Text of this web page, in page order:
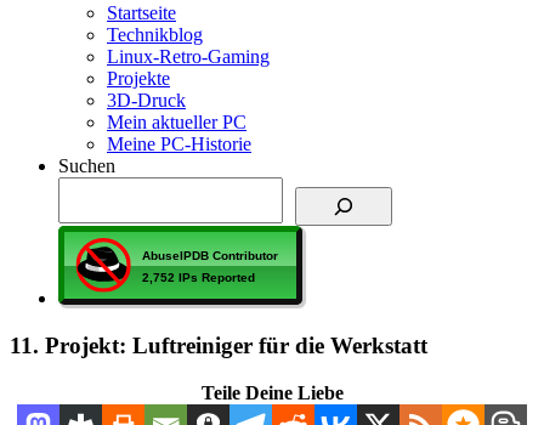
Startseite
Technikblog
Linux-Retro-Gaming
Projekte
3D-Druck
Mein aktueller PC
Meine PC-Historie
Suchen
11. Projekt: Luftreiniger für die Werkstatt
Teile Deine Liebe